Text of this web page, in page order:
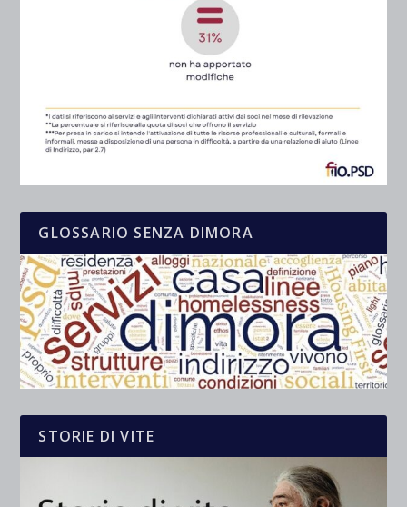
GLOSSARIO SENZA DIMORA
STORIE DI VITE